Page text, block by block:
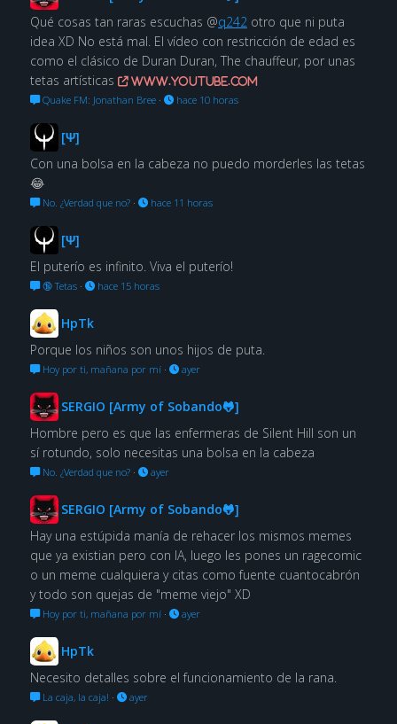
Qué cosas tan raras escuchas @q242 otro que ni puta
idea XD No está mal. El vídeo con restricción de edad es
como el clásico de Duran Duran, The chauffeur, por unas
tetas artísticas
www.youtube.com
Quake FM: Jonathan Bree· hace 10 horas
[Ψ]
Con una bolsa en la cabeza no puedo morderles las tetas
😂
No. ¿Verdad que no?· hace 11 horas
[Ψ]
El puterío es infinito. Viva el puterío!
🔞 Tetas· hace 15 horas
HpTk
Porque los niños son unos hijos de puta.
Hoy por ti, mañana por mí· ayer
SERGIO [Army of Sobando🐸]
Hombre pero es que las enfermeras de Silent Hill son un
sí rotundo, solo necesitas una bolsa en la cabeza
No. ¿Verdad que no?· ayer
SERGIO [Army of Sobando🐸]
Hay una estúpida manía de rehacer los mismos memes
que ya existian pero con IA, luego les pones un ragecomic
o un meme cualquiera y citas como fuente cuantocabrón
y todo son quejas de "meme viejo" XD
Hoy por ti, mañana por mí· ayer
HpTk
Necesito detalles sobre el funcionamiento de la rana.
La caja, la caja! · ayer